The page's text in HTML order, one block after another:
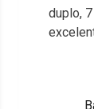
Alto do
Jardim
Bonfim
duplo,
no